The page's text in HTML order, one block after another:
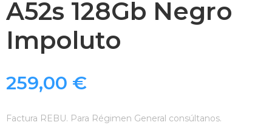
A52s 128Gb Negro
Impoluto
259,00 €
Factura REBU. Para Régimen General consúltanos.